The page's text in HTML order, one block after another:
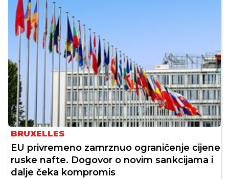
BRUXELLES
EU privremeno zamrznuo ograničenje cijene
ruske nafte. Dogovor o novim sankcijama i
dalje čeka kompromis